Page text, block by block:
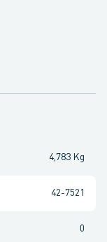
4,783 Kg
42-7521
0